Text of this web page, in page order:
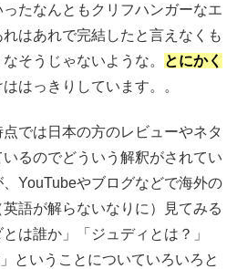
たなんともクリフハンガーなエ
はあれで完結したと言えなくも
そうじゃないような。
とにかく
はっきりしています。。
では日本の方のレビューやネタ
るのでどういう解釈がされてい
YouTubeやブログなどで海外の
語が解らないなりに）見てみる
は誰か」「ジュディとは？」
ということについていろいろと